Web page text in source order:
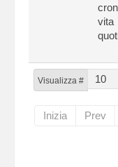
Visualizza #
Inizia Prev
vita